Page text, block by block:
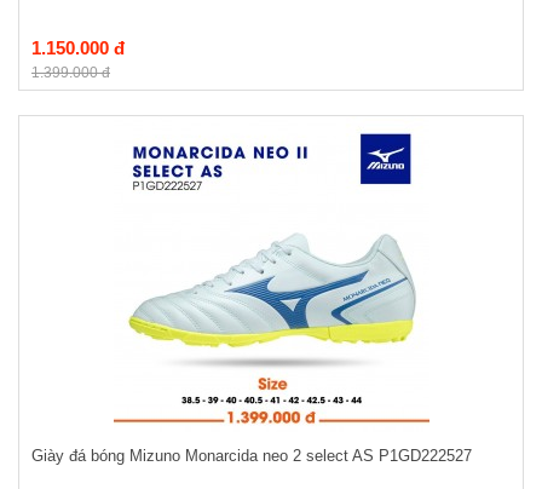
1.150.000 đ
1.399.000 đ
Giày đá bóng Mizuno Monarcida neo 2 select AS P1GD222527